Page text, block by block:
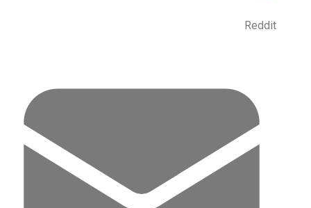
Reddit